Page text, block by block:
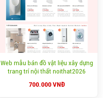
Web mẫu bán đồ vật liệu xây dựng
trang trí nội thất noithat2026
700.000VNĐ